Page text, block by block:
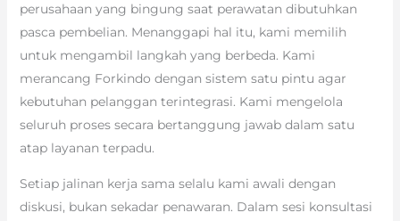
perusahaan yang bingung saat perawatan dibutuhkan
pasca pembelian. Menanggapi hal itu, kami memilih
untuk mengambil langkah yang berbeda. Kami
merancang Forkindo dengan sistem satu pintu agar
kebutuhan pelanggan terintegrasi. Kami mengelola
seluruh proses secara bertanggung jawab dalam satu
atap layanan terpadu.
Setiap jalinan kerja sama selalu kami awali dengan
diskusi, bukan sekadar penawaran. Dalam sesi konsultasi